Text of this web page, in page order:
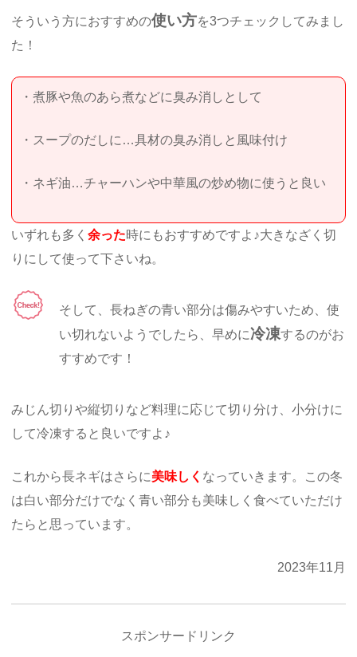
そういう方におすすめの使い方を3つチェックしてみまし
た！
・煮豚や魚のあら煮などに臭み消しとして
・スープのだしに…具材の臭み消しと風味付け
・ネギ油…チャーハンや中華風の炒め物に使うと良い
いずれも多く余った時にもおすすめですよ♪大きなざく切
りにして使って下さいね。
そして、長ねぎの青い部分は傷みやすいため、使
い切れないようでしたら、早めに冷凍するのがお
すすめです！
みじん切りや縦切りなど料理に応じて切り分け、小分けに
して冷凍すると良いですよ♪
これから長ネギはさらに美味しく なっていきます。この冬
は白い部分だけでなく青い部分も美味しく食べていただけ
たらと思っています。
2023年11月
スポンサードリンク